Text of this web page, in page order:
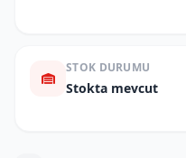
STOK DURUMU
Stokta mevcut